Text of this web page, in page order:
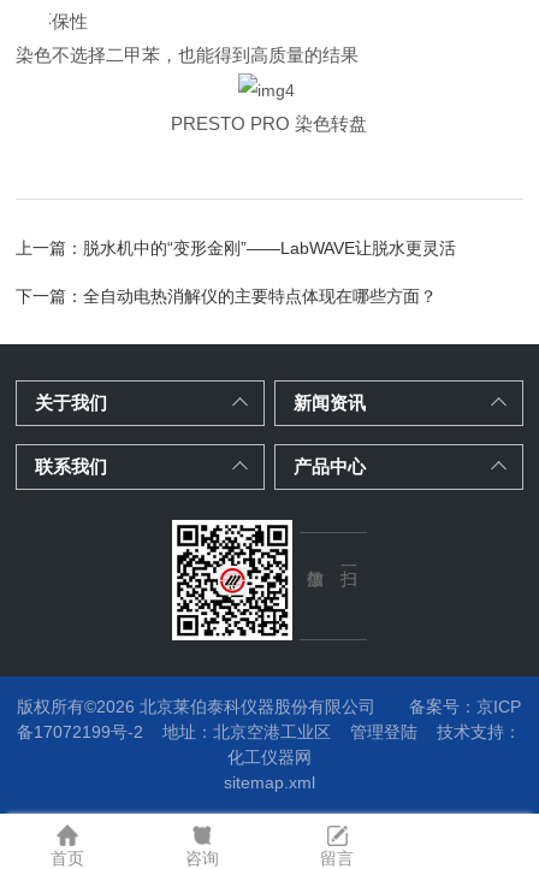
环保性
染色不选择二甲苯，也能得到高质量的结果
PRESTO PRO 染色转盘
上一篇： 脱水机中的“变形金刚”——LabWAVE让脱水更灵活
下一篇：全自动电热消解仪的主要特点体现在哪些方面？
关于我们 新闻资讯
联系我们 产品中心
版权所有©2026 北京莱伯泰科仪器股份有限公司
备案号：京ICP
备17072199号-2
地址：北京空港工业区 管理登陆 技术支持：
化工仪器网
sitemap.xml
首页 咨询 留言